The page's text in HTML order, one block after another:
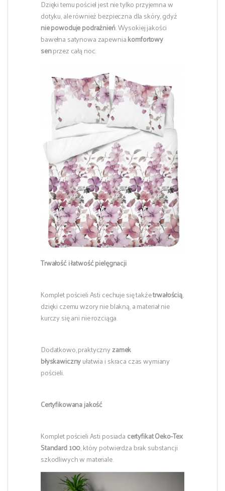
Dzięki temu pościel jest nie tylko przyjemna w
dotyku, ale również bezpieczna dla skóry, gdyż
nie powoduje podrażnień. Wysokiej jakości
bawełna satynowa zapewniakomfortowy
senprzez całą noc.
Trwałość i łatwość pielęgnacji
Komplet pościeli Asti cechuje się takżetrwałością,
dzięki czemu wzory nie blakną, a materiał nie
kurczy się ani nie rozciąga.
Dodatkowo, praktycznyzamek
błyskawicznyułatwia i skraca czas wymiany
pościeli.
Certyfikowana jakość
Komplet pościeli Asti posiada certyfikat Oeko-Tex
Standard 100, który potwierdza brak substancji
szkodliwych w materiale.